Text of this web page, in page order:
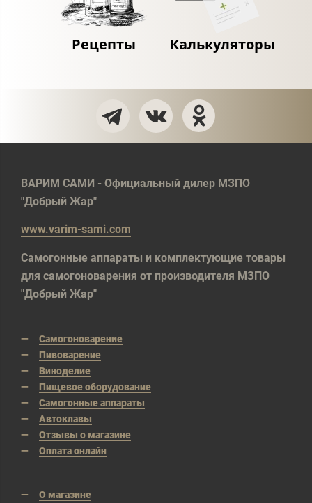
Рецепты Калькуляторы
ВАРИМ САМИ - Официальный дилер МЗПО
"Добрый Жар"
www.varim-sami.com
Самогонные аппараты и комплектующие товары
для самогоноварения от производителя МЗПО
"Добрый Жар"
Самогоноварение
Пивоварение
Виноделие
Пищевое оборудование
Самогонные аппараты
Автоклавы
Отзывы о магазине
Оплата онлайн
О магазине